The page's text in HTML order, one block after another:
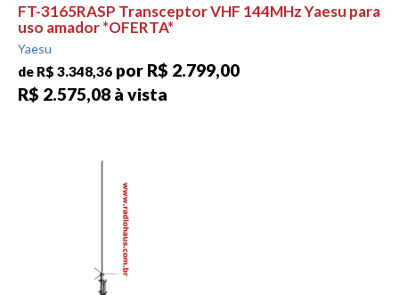
FT-3165RASP Transceptor VHF 144MHz Yaesu para
uso amador *OFERTA*
Yaesu
de R$ 3.348,36 por R$ 2.799,00
R$ 2.575,08 à vista